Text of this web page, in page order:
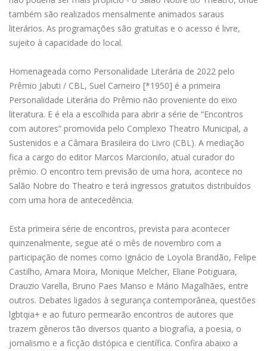
também são realizados mensalmente animados saraus
literários. As programações são gratuitas e o acesso é livre,
sujeito à capacidade do local.
Homenageada como Personalidade Literária de 2022 pelo
Prêmio Jabuti / CBL, Suel Carneiro [*1950] é a primeira
Personalidade Literária do Prêmio não proveniente do eixo
literatura. E é ela a escolhida para abrir a série de “Encontros
com autores” promovida pelo Complexo Theatro Municipal, a
Sustenidos e a Câmara Brasileira do Livro (CBL). A mediação
fica a cargo do editor Marcos Marcionilo, atual curador do
prêmio. O encontro tem previsão de uma hora, acontece no
Salão Nobre do Theatro e terá ingressos gratuitos distribuídos
com uma hora de antecedência.
Esta primeira série de encontros, prevista para acontecer
quinzenalmente, segue até o mês de novembro com a
participação de nomes como Ignácio de Loyola Brandão, Felipe
Castilho, Amara Moira, Monique Melcher, Eliane Potiguara,
Drauzio Varella, Bruno Paes Manso e Mário Magalhães, entre
outros. Debates ligados à segurança contemporânea, questões
lgbtqia+ e ao futuro permearão encontros de autores que
trazem gêneros tão diversos quanto a biografia, a poesia, o
jornalismo e a ficção distópica e científica. Confira abaixo a